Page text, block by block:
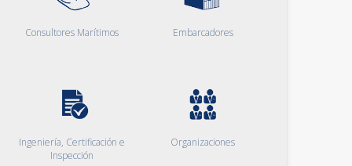
Consultores Marítimos Embarcadores
Ingeniería, Certificación e
Inspección
Organizaciones